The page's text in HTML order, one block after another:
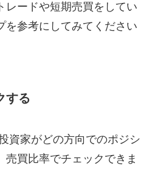
レードや短期売買をしてい
を参考にしてみてください
する
資家がどの方向でのポジシ
売買比率でチェックできま